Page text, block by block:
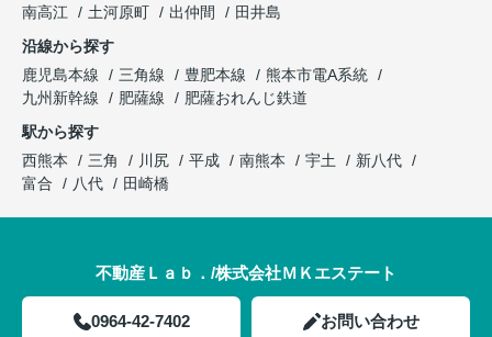
南高江
土河原町 出仲間
田井島
沿線から探す
鹿児島本線
三角線 豊肥本線
熊本市電A系統
九州新幹線
肥薩線
肥薩おれんじ鉄道
駅から探す
西熊本
三角 川尻 平成 南熊本 宇土
新八代
富合
八代 田崎橋
不動産Ｌａｂ．/株式会社ＭＫエステート
0964-42-7402 お問い合わせ